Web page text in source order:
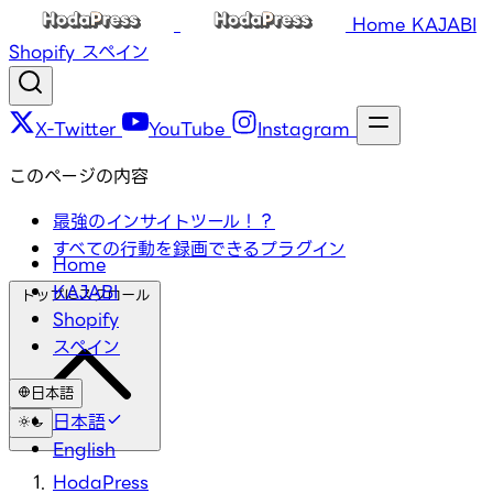
Home KAJABI
Shopify スペイン
X-Twitter YouTube Instagram
Home
KAJABI
Shopify
スペイン
日本語
日本語
English
このページの内容
最強のインサイトツール！？
すべての行動を録画できるプラグイン
トップにスクロール
HodaPress